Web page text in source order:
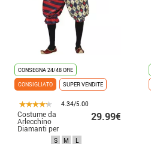
CONSEGNA 24/48 ORE
CONSIGLIATO
SUPER VENDITE
4.34/5.00
Costume da
Arlecchino
Diamanti per
29.99€
S M L